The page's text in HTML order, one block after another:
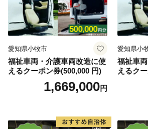
愛知県小牧市
福祉車両・介護車両改造に使
えるクーポン券(500,000 円)
1,669,000円
愛知県小
福祉車
えるク